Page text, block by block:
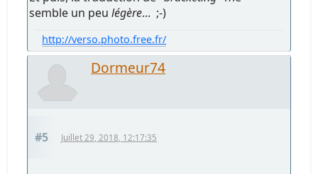
semble un peulégère... ;-)
http://verso.photo.free.fr/
Dormeur74
#5 Juillet 29, 2018, 12:17:35